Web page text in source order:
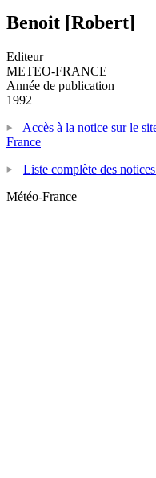
Benoit [Robert]
Editeur
METEO-FRANCE
Année de publication
1992
Accès à la notice sur le
France
Liste complète des
Météo-France